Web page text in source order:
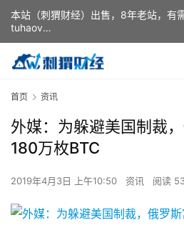
首页 资讯
外媒：为躲避美国制裁
180万枚BTC
2019年4月3日 上午10:50 资讯 阅读
本站（刺猬财经）出售，8年老站，有
tuhaov
This website (ciweicaijing) is for
website. If you need it, please